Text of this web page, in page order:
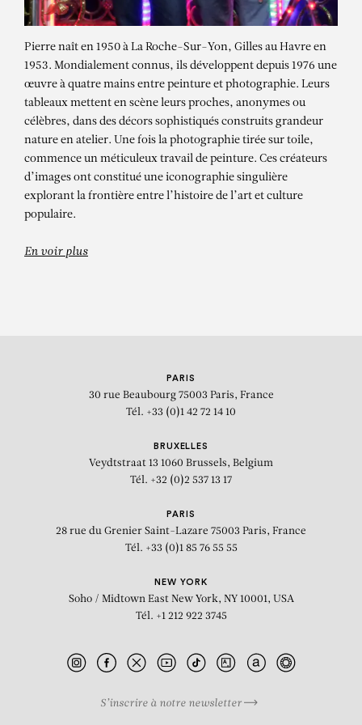
PIERRE ET GILLES
Pierre naît en 1950 à La Roche-Sur-Yon, Gilles au Havre en
1953. Mondialement connus, ils développent depuis 1976 une
œuvre à quatre mains entre peinture et photographie. Leurs
tableaux mettent en scène leurs proches, anonymes ou
célèbres, dans des décors sophistiqués construits grandeur
nature en atelier. Une fois la photographie tirée sur toile,
commence un méticuleux travail de peinture. Ces créateurs
d’images ont constitué une iconographie singulière
explorant la frontière entre l’histoire de l’art et culture
populaire.
En voir plus
PARIS
30 rue Beaubourg 75003 Paris, France
Tél. +33 (0)1 42 72 14 10
BRUXELLES
Veydtstraat 13 1060 Brussels, Belgium
Tél. +32 (0)2 537 13 17
PARIS
28 rue du Grenier Saint-Lazare 75003 Paris, France
Tél. +33 (0)1 85 76 55 55
NEW YORK
Soho / Midtown East New York, NY 10001, USA
Tél. +1 212 922 3745
S’inscrire à notre newsletter